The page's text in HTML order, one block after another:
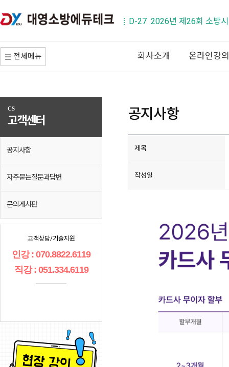
D-27 2026년 제26회 소방
전체메뉴 회사소개 온라인강의
CS
고객센터
공지사항
자주묻는질문과답변
문의게시판
고객상담/기술지원
인강 : 070.8822.6119
직강 : 051.334.6119
공지사항
제목
작성일